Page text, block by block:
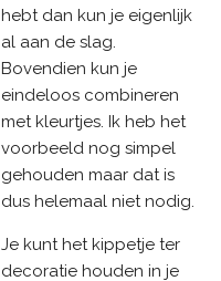
hebt dan kun je eigenlijk
al aan de slag.
Bovendien kun je
eindeloos combineren
met kleurtjes. Ik heb het
voorbeeld nog simpel
gehouden maar dat is
dus helemaal niet nodig.
Je kunt het kippetje ter
decoratie houden in je